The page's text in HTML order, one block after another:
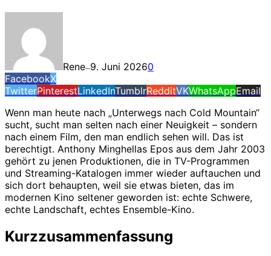
Rene—9. Juni 20260
FacebookX
TwitterPinterestLinkedInTumblrRedditVKWhatsAppEmail
Wenn man heute nach „Unterwegs nach Cold Mountain“
sucht, sucht man selten nach einer Neuigkeit – sondern
nach einem Film, den man endlich sehen will. Das ist
berechtigt. Anthony Minghellas Epos aus dem Jahr 2003
gehört zu jenen Produktionen, die in TV-Programmen
und Streaming-Katalogen immer wieder auftauchen und
sich dort behaupten, weil sie etwas bieten, das im
modernen Kino seltener geworden ist: echte Schwere,
echte Landschaft, echtes Ensemble-Kino.
Kurzzusammenfassung